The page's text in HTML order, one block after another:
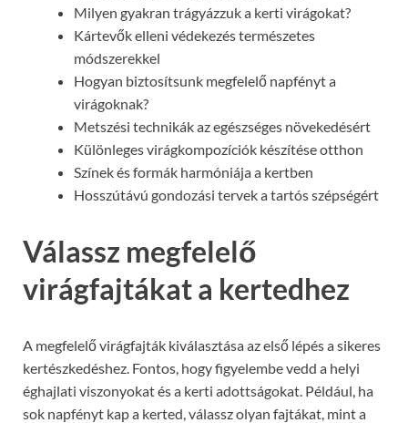
Milyen gyakran trágyázzuk a kerti virágokat?
Kártevők elleni védekezés természetes
módszerekkel
Hogyan biztosítsunk megfelelő napfényt a
virágoknak?
Metszési technikák az egészséges növekedésért
Különleges virágkompozíciók készítése otthon
Színek és formák harmóniája a kertben
Hosszútávú gondozási tervek a tartós szépségért
Válassz megfelelő
virágfajtákat a kertedhez
A megfelelő virágfajták kiválasztása az első lépés a sikeres
kertészkedéshez. Fontos, hogy figyelembe vedd a helyi
éghajlati viszonyokat és a kerti adottságokat. Például, ha
sok napfényt kap a kerted, válassz olyan fajtákat, mint a